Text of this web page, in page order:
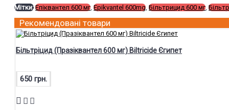
Мітки: Епіквантел 600 мг, Epikvantel 600mg Більтрицид 600 мг,
Рекомендовані товари
Більтріцид (Празіквантел 600 мг) Biltricide Єгипет
650 грн.